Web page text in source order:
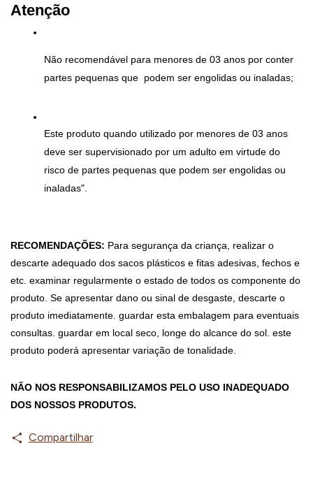
Atenção
Não recomendável para menores de 03 anos por conter
partes pequenas que  podem ser engolidas ou inaladas;
Este produto quando utilizado por menores de 03 anos
deve ser supervisionado por um adulto em virtude do
risco de partes pequenas que podem ser engolidas ou
inaladas".
RECOMENDAÇÕES: Para segurança da criança, realizar o
descarte adequado dos sacos plásticos e fitas adesivas, fechos e
etc. examinar regularmente o estado de todos os componente do
produto. Se apresentar dano ou sinal de desgaste, descarte o
produto imediatamente. guardar esta embalagem para eventuais
consultas. guardar em local seco, longe do alcance do sol. este
produto poderá apresentar variação de tonalidade.
NÃO NOS RESPONSABILIZAMOS PELO USO INADEQUADO
DOS NOSSOS PRODUTOS.
Compartilhar